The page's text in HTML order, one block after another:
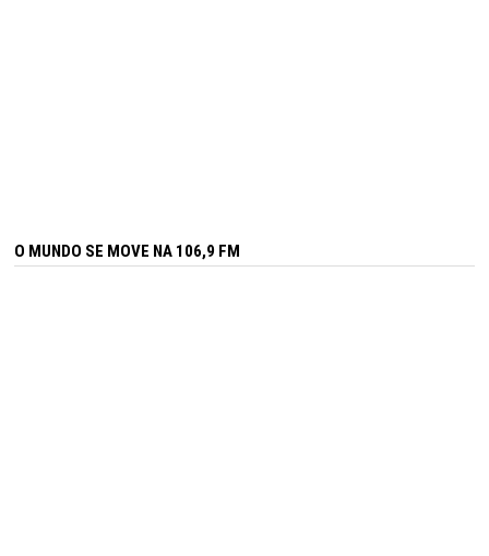
O MUNDO SE MOVE NA 106,9 FM